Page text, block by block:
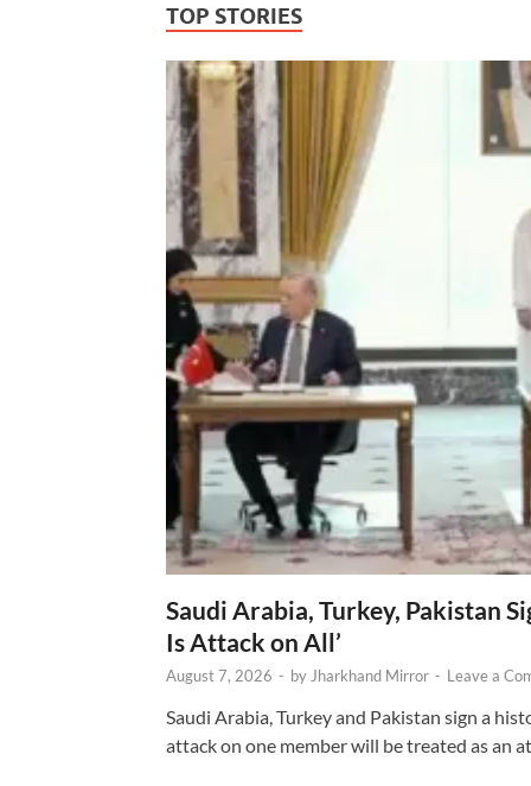
TOP STORIES
Saudi Arabia, Turkey, Pakistan
Is Attack on All’
August 7, 2026 - by Jharkhand Mirror - Leave a
Saudi Arabia, Turkey and Pakistan sign a
attack on one member will be treated as an